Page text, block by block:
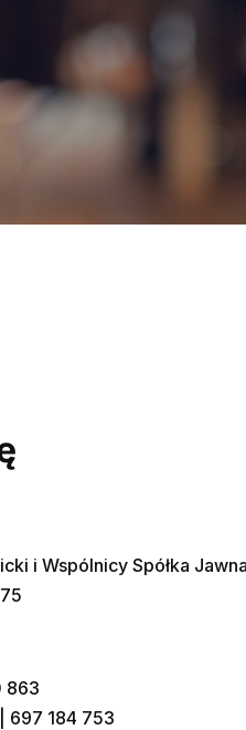
i Wspólnicy Spółka Jawna
863
697 184 753